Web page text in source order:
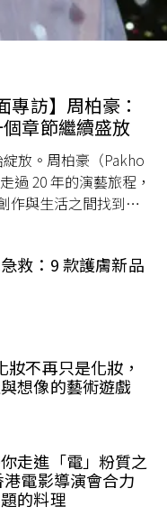
專訪】周柏豪：
章節繼續盛放
放。周柏豪（Pakho
過 20 年的演藝旅程，
作與生活之間找到屬
救：9 款護膚新品
妝不再只是化妝，
想像的藝術遊戲
走進「電」粉質之
電影導演會合力
的料理